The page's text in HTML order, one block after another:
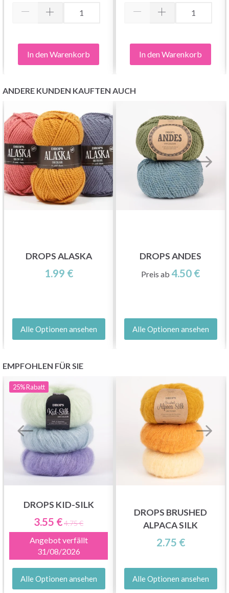
In den Warenkorb In den Warenkorb
ANDERE KUNDEN KAUFTEN AUCH
DROPS ALASKA
1.99 €
Alle Optionen ansehen
DROPS ANDES
Preis ab 4.50 €
Alle Optionen ansehen
EMPFOHLEN FÜR SIE
25%Rabatt
DROPS KID-SILK
3.55 €4.75 €
Angebot verfällt
31/08/2026
Alle Optionen ansehen
DROPS BRUSHED
ALPACA SILK
2.75 €
Alle Optionen ansehen